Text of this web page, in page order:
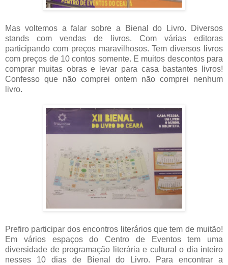
Mas voltemos a falar sobre a Bienal do Livro. Diversos
stands com vendas de livros. Com várias editoras
participando com preços maravilhosos. Tem diversos livros
com preços de 10 contos somente. E muitos descontos para
comprar muitas obras e levar para casa bastantes livros!
Confesso que não comprei ontem não comprei nenhum
livro.
Prefiro participar dos encontros literários que tem de muitão!
Em vários espaços do Centro de Eventos tem uma
diversidade de programação literária e cultural o dia inteiro
nesses 10 dias de Bienal do Livro. Para encontrar a